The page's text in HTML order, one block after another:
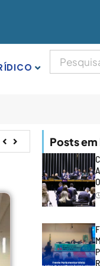
Posts